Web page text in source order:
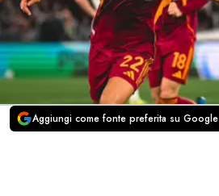
Aggiungi come fonte preferita su Google